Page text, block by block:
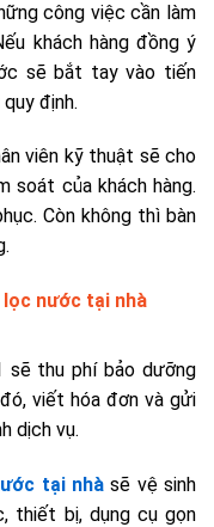
công việc cần làm
khách hàng đồng ý
sẽ bắt tay vào tiến
định.
viên kỹ thuật sẽ cho
soát của khách hàng.
Còn không thì bàn
nước tại nhà
thu phí bảo dưỡng
viết hóa đơn và gửi
dịch vụ.
tại nhà sẽ vệ sinh
thiết bị, dụng cụ gọn